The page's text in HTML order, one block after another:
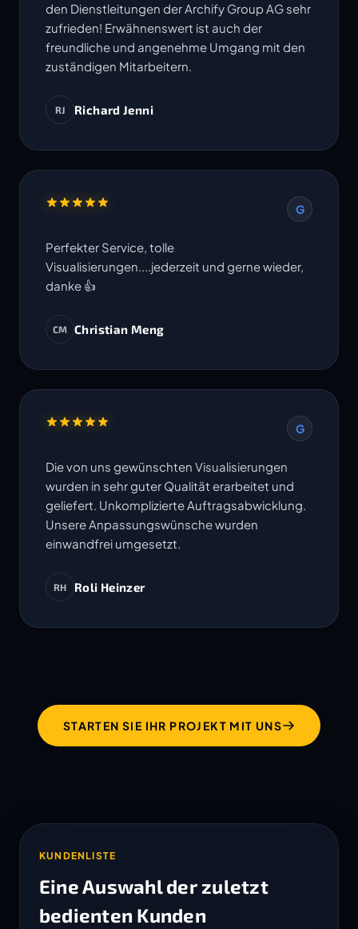
den Dienstleitungen der Archify Group AG sehr
zufrieden! Erwähnenswert ist auch der
freundliche und angenehme Umgang mit den
zuständigen Mitarbeitern.
RJ Richard Jenni
G
Perfekter Service, tolle
Visualisierungen....jederzeit und gerne wieder,
danke 👍
CM Christian Meng
G
Die von uns gewünschten Visualisierungen
wurden in sehr guter Qualität erarbeitet und
geliefert. Unkomplizierte Auftragsabwicklung.
Unsere Anpassungswünsche wurden
einwandfrei umgesetzt.
RH Roli Heinzer
STARTEN SIE IHR PROJEKT MIT UNS
KUNDENLISTE
Eine Auswahl der zuletzt
bedienten Kunden